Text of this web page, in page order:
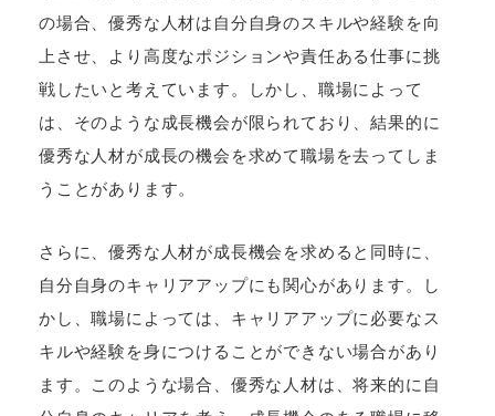
の場合、優秀な人材は自分自身のスキルや経験を向
上させ、より高度なポジションや責任ある仕事に挑
戦したいと考えています。しかし、職場によって
は、そのような成長機会が限られており、結果的に
優秀な人材が成長の機会を求めて職場を去ってしま
うことがあります。
さらに、優秀な人材が成長機会を求めると同時に、
自分自身のキャリアアップにも関心があります。し
かし、職場によっては、キャリアアップに必要なス
キルや経験を身につけることができない場合があり
ます。このような場合、優秀な人材は、将来的に自